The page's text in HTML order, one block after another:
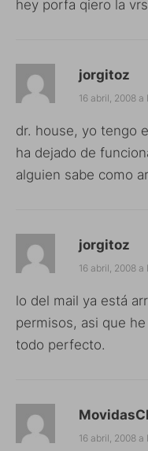
hey porfa qiero la
jorgitoz
16 abril, 2008 a
dr. house, yo tengo
ha dejado de
alguien sabe como
jorgitoz
16 abril, 2008 a
lo del mail ya está
permisos, asi que
todo perfecto.
16 abril, 2008 a